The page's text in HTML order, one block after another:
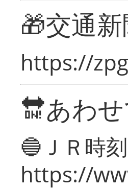
🎁交通
https://
🔛あわ
🔵ＪＲ時
https://